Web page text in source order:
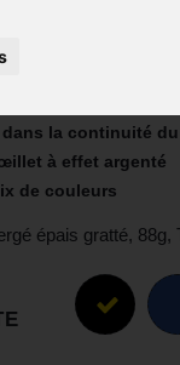
épais gratté de
la continuité
à effet argenté
de couleurs
épais gratté, 88g,